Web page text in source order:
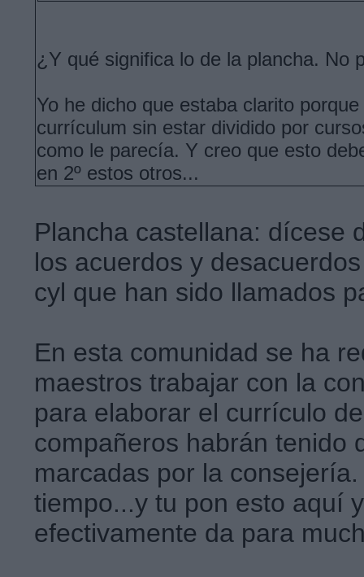
¿Y qué significa lo de la plancha. No
Yo he dicho que estaba clarito
currículum sin estar dividido por
como le parecía. Y creo que esto
en 2º estos otros...
Plancha castellana: dícese
los acuerdos y
cyl que han sido llamados
En esta comunidad se ha
maestros trabajar con la
para elaborar el currículo
compañeros habrán tenido
marcadas por la
tiempo...y tu pon esto aquí
efectivamente da para